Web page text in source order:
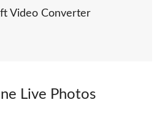
Video Converter
Live Photos